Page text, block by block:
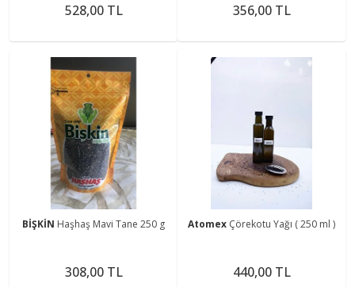
528,00 TL 356,00 TL
BİŞKİN Haşhaş Mavi Tane 250 g
308,00 TL
Atomex Çörekotu Yağı ( 250 ml )
440,00 TL